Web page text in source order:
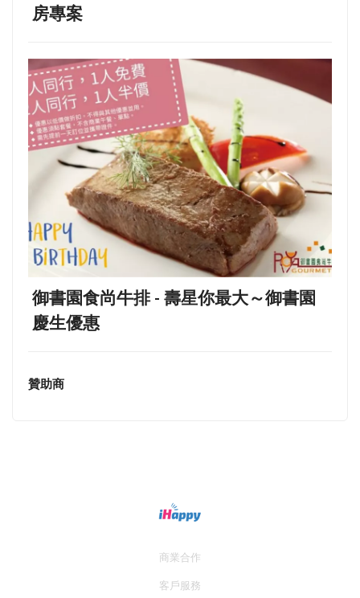
房專案
御書園食尚牛排 - 壽星你最大～御書園
慶生優惠
贊助商
商業合作
客戶服務